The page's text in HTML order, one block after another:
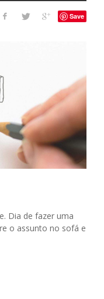
Save
Dia de fazer uma
o assunto no sofá e